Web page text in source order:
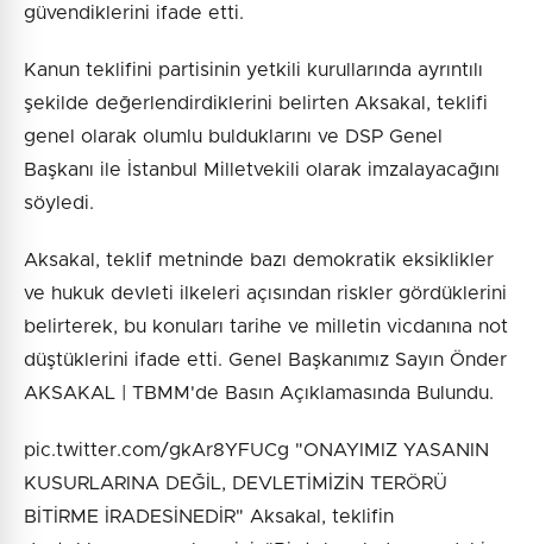
güvendiklerini ifade etti.
Kanun teklifini partisinin yetkili kurullarında ayrıntılı
şekilde değerlendirdiklerini belirten Aksakal, teklifi
genel olarak olumlu bulduklarını ve DSP Genel
Başkanı ile İstanbul Milletvekili olarak imzalayacağını
söyledi.
Aksakal, teklif metninde bazı demokratik eksiklikler
ve hukuk devleti ilkeleri açısından riskler gördüklerini
belirterek, bu konuları tarihe ve milletin vicdanına not
düştüklerini ifade etti. Genel Başkanımız Sayın Önder
AKSAKAL | TBMM'de Basın Açıklamasında Bulundu.
pic.twitter.com/gkAr8YFUCg "ONAYIMIZ YASANIN
KUSURLARINA DEĞİL, DEVLETİMİZİN TERÖRÜ
BİTİRME İRADESİNEDİR" Aksakal, teklifin